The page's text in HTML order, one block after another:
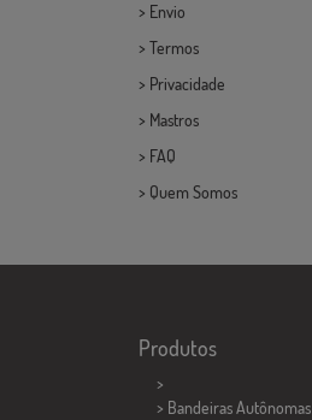
> Envio
> Termos
> Privacidade
> Mastros
> FAQ
> Quem Somos
Produtos
>
> Bandeiras Autônomas